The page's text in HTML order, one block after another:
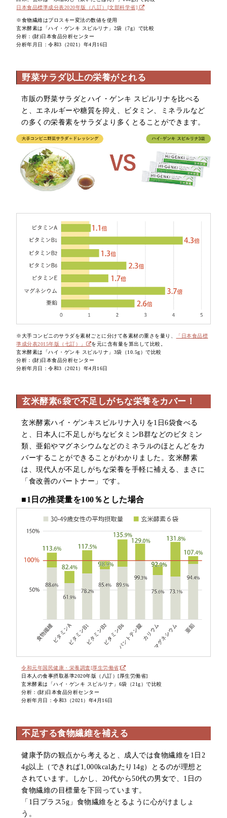
日本食品標準成分表2020年版（八訂）[文部科学省]
※食物繊維はプロスキー変法の数値を使用
玄米酵素は「ハイ・ゲンキ スピルリナ」2袋（7g）で比較
分析：(財)日本食品分析センター
分析年月日：令和3（2021）年4月16日
野菜サラダ以上の栄養がとれる
市販の野菜サラダとハイ・ゲンキ スピルリナを比べる
と、エネルギーや糖質を抑え、ビタミン、ミネラルなど
の多くの栄養素をサラダより多くとることができます。
※大手コンビニのサラダを素材ごとに分けて各素材の重さを量り、
「日本食品標
準成分表2015年版（七訂）」
を元に含有量を算出して比較。
玄米酵素は「ハイ・ゲンキ スピルリナ」3袋（10.5g）で比較
分析：(財)日本食品分析センター
分析年月日：令和3（2021）年4月16日
玄米酵素6袋で不足しがちな栄養をカバー！
玄米酵素ハイ・ゲンキスピルリナ入りを1日6袋食べる
と、日本人に不足しがちなビタミンB群などのビタミン
類、亜鉛やマグネシウムなどのミネラルのほとんどをカ
バーすることができることがわかりました。玄米酵素
は、現代人が不足しがちな栄養を手軽に補える、まさに
「食改善のパートナー」です。
■1日の推奨量を100％とした場合
令和元年国民健康・栄養調査[厚生労働省]
日本人の食事摂取基準2020年版（八訂）[厚生労働省]
玄米酵素は「ハイ・ゲンキ スピルリナ」6袋（21g）で比較
分析：(財)日本食品分析センター
分析年月日：令和3（2021）年4月16日
不足する食物繊維を補える
健康予防の観点から考えると、成人では食物繊維を1日2
4g以上（できれば1,000kcalあたり14g）とるのが理想と
されています。しかし、20代から50代の男女で、1日の
食物繊維の目標量を下回っています。
「1日プラス5g」食物繊維をとるように心がけましょ
う。